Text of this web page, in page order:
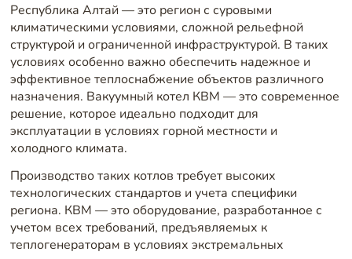
Республика Алтай — это регион с суровыми
климатическими условиями, сложной рельефной
структурой и ограниченной инфраструктурой. В таких
условиях особенно важно обеспечить надежное и
эффективное теплоснабжение объектов различного
назначения. Вакуумный котел КВМ — это современное
решение, которое идеально подходит для
эксплуатации в условиях горной местности и
холодного климата.
Производство таких котлов требует высоких
технологических стандартов и учета специфики
региона. КВМ — это оборудование, разработанное с
учетом всех требований, предъявляемых к
теплогенераторам в условиях экстремальных